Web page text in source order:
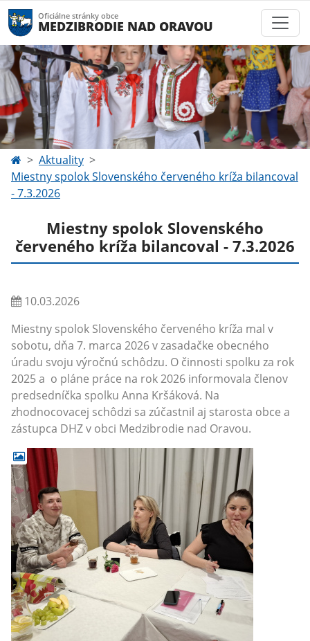
Oficiálne stránky obce
MEDZIBRODIE NAD ORAVOU
Aktuality
Miestny spolok Slovenského červeného kríža bilancoval
- 7.3.2026
Miestny spolok Slovenského
červeného kríža bilancoval - 7.3.2026
10.03.2026
Miestny spolok Slovenského červeného kríža mal v
sobotu, dňa 7. marca 2026 v zasadačke obecného
úradu svoju výročnú schôdzu. O činnosti spolku za rok
2025 a o pláne práce na rok 2026 informovala členov
predsedníčka spolku Anna Kršáková. Na
zhodnocovacej schôdzi sa zúčastnil aj starosta obce a
zástupca DHZ v obci Medzibrodie nad Oravou.